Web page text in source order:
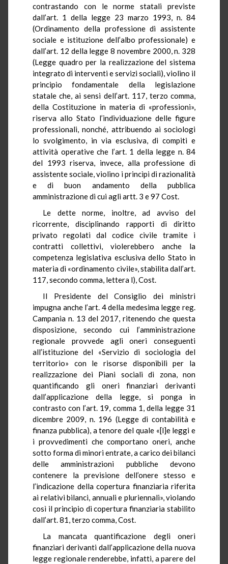
contrastando con le norme statali previste
dall’art. 1 della legge 23 marzo 1993, n. 84
(Ordinamento della professione di assistente
sociale e istituzione dell’albo professionale) e
dall’art. 12 della legge 8 novembre 2000, n. 328
(Legge quadro per la realizzazione del sistema
integrato di interventi e servizi sociali), violino il
principio fondamentale della legislazione
statale che, ai sensi dell’art. 117, terzo comma,
della Costituzione in materia di «professioni»,
riserva allo Stato l’individuazione delle figure
professionali, nonché, attribuendo ai sociologi
lo svolgimento, in via esclusiva, di compiti e
attività operative che l’art. 1 della legge n. 84
del 1993 riserva, invece, alla professione di
assistente sociale, violino i princìpi di razionalità
e di buon andamento della pubblica
amministrazione di cui agli artt. 3 e 97 Cost.
Le dette norme, inoltre, ad avviso del
ricorrente, disciplinando rapporti di diritto
privato regolati dal codice civile tramite i
contratti collettivi, violerebbero anche la
competenza legislativa esclusiva dello Stato in
materia di «ordinamento civile», stabilita dall’art.
117, secondo comma, lettera l), Cost.
Il Presidente del Consiglio dei ministri
impugna anche l’art. 4 della medesima legge reg.
Campania n. 13 del 2017, ritenendo che questa
disposizione, secondo cui l’amministrazione
regionale provvede agli oneri conseguenti
all’istituzione del «Servizio di sociologia del
territorio» con le risorse disponibili per la
realizzazione dei Piani sociali di zona, non
quantificando gli oneri finanziari derivanti
dall’applicazione della legge, si ponga in
contrasto con l’art. 19, comma 1, della legge 31
dicembre 2009, n. 196 (Legge di contabilità e
finanza pubblica), a tenore del quale «[l]e leggi e
i provvedimenti che comportano oneri, anche
sotto forma di minori entrate, a carico dei bilanci
delle amministrazioni pubbliche devono
contenere la previsione dell’onere stesso e
l’indicazione della copertura finanziaria riferita
ai relativi bilanci, annuali e pluriennali», violando
così il principio di copertura finanziaria stabilito
dall’art. 81, terzo comma, Cost.
La mancata quantificazione degli oneri
finanziari derivanti dall’applicazione della nuova
legge regionale renderebbe, infatti, a parere del